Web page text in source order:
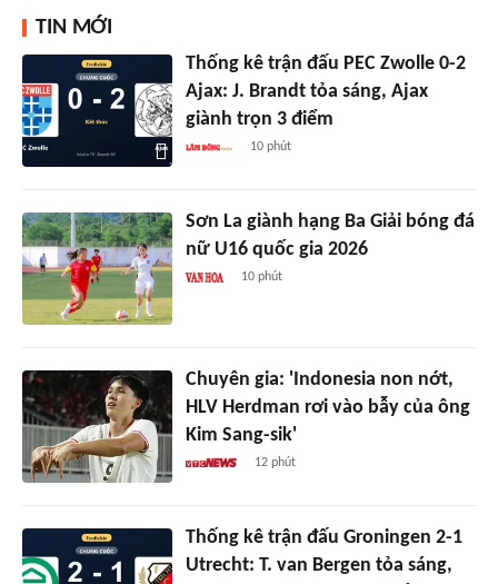
TIN MỚI
Thống kê trận đấu PEC Zwolle 0-2
Ajax: J. Brandt tỏa sáng, Ajax
giành trọn 3 điểm
10 phút
Sơn La giành hạng Ba Giải bóng đá
nữ U16 quốc gia 2026
10 phút
Chuyên gia: 'Indonesia non nớt,
HLV Herdman rơi vào bẫy của ông
Kim Sang-sik'
12 phút
Thống kê trận đấu Groningen 2-1
Utrecht: T. van Bergen tỏa sáng,